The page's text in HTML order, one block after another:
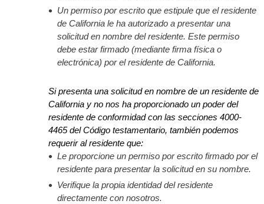
Un permiso por escrito que estipule que el residente
de California le ha autorizado a presentar una
solicitud en nombre del residente. Este permiso
debe estar firmado (mediante firma física o
electrónica) por el residente de California.
Si presenta una solicitud en nombre de un residente de
California y no nos ha proporcionado un poder del
residente de conformidad con las secciones 4000-
4465 del Código testamentario, también podemos
requerir al residente que:
Le proporcione un permiso por escrito firmado por el
residente para presentar la solicitud en su nombre.
Verifique la propia identidad del residente
directamente con nosotros.